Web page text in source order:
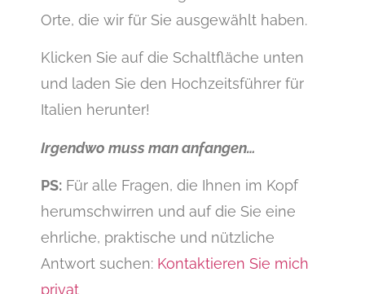
Orte, die wir für Sie ausgewählt haben.
Klicken Sie auf die Schaltfläche unten
und laden Sie den Hochzeitsführer für
Italien herunter!
Irgendwo muss man anfangen…
PS: Für alle Fragen, die Ihnen im Kopf
herumschwirren und auf die Sie eine
ehrliche, praktische und nützliche
Antwort suchen: Kontaktieren Sie mich
privat